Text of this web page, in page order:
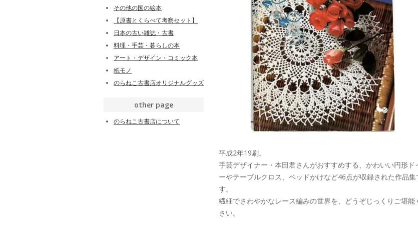
平成2年19刷。
手芸デザイナー・本田君さんがおすすめする、かわいい円形ド
ーやテーブルクロス、ベッドかけなど46点が収録された作品集
す。
繊細でさわやかなレース編みの世界を、どうぞじっくりご堪能
さい。
その他の国の絵本
【原書とくらべて考察セット】
日本の古い雑誌・古書
料理・手芸・暮らしの本
アート・デザイン・コミック本
紙モノ
のらねこ古書店オリジナルグッズ
other page
のらねこ古書店について